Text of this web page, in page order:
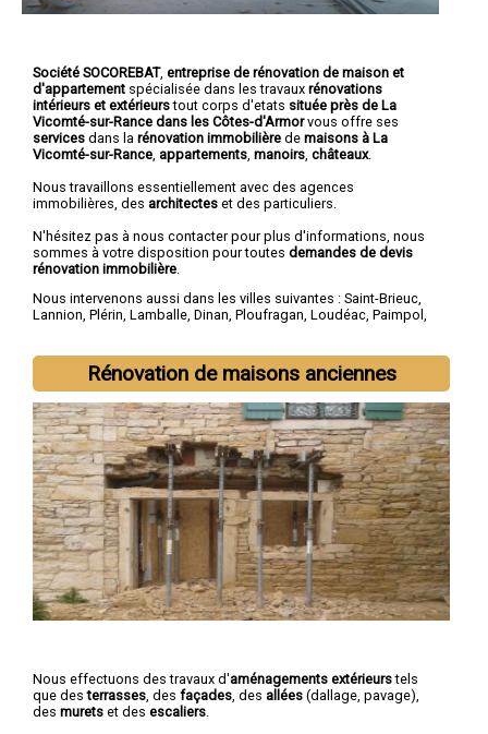
Société SOCOREBAT, entreprise de rénovation de maison et
d'appartement spécialisée dans les travaux rénovations
intérieurs et extérieurstout corps d'etats située près de La
Vicomté-sur-Rance dans les Côtes-d'Armorvous offre ses
services dans la rénovation immobilière de maisons à La
Vicomté-sur-Rance appartements manoirs châteaux.
Nous travaillons essentiellement avec des agences
immobilières, des architectes et des particuliers.
N'hésitez pas à nous contacter pour plus d'informations, nous
sommes à votre disposition pour toutes demandes de devis
rénovation immobilière
Nous intervenons aussi dans les villes suivantes : Saint-Brieuc,
Lannion, Plérin, Lamballe, Dinan, Ploufragan, Loudéac, Paimpol ,
Rénovation de maisons anciennes
Nous effectuons des travaux d'aménagements extérieurstels
que desterrasses , des façades , des allées (dallage, pavage),
des murets et des escaliers